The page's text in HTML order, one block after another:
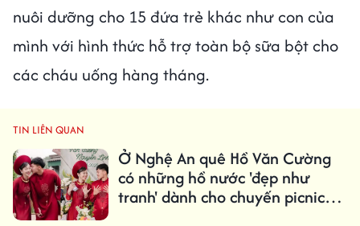
nuôi dưỡng cho 15 đứa trẻ khác như con của
mình với hình thức hỗ trợ toàn bộ sữa bột cho
các cháu uống hàng tháng.
TIN LIÊN QUAN
Ở Nghệ An quê Hồ Văn Cường
có những hồ nước 'đẹp như
tranh' dành cho chuyến picnic